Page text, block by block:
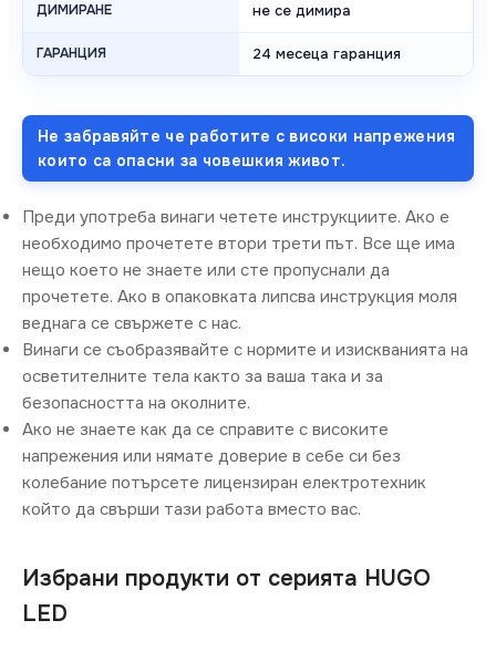
ДИМИРАНЕ не се димира
ГАРАНЦИЯ 24 месеца гаранция
Не забравяйте че работите с високи напрежения
които са опасни за човешкия живот.
Преди употреба винаги четете инструкциите. Ако е
необходимо прочетете втори трети път. Все ще има
нещо което не знаете или сте пропуснали да
прочетете. Ако в опаковката липсва инструкция моля
веднага се свържете с нас.
Винаги се съобразявайте с нормите и изискванията на
осветителните тела както за ваша така и за
безопасността на околните.
Ако не знаете как да се справите с високите
напрежения или нямате доверие в себе си без
колебание потърсете лицензиран електротехник
който да свърши тази работа вместо вас.
Избрани продукти от серията HUGO
LED